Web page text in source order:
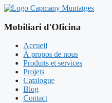
Aller
contenu
Mobiliari d'Oficina
Accueil
À propos de nous
Produits et services
Projets
Catalogue
Blog
Contact